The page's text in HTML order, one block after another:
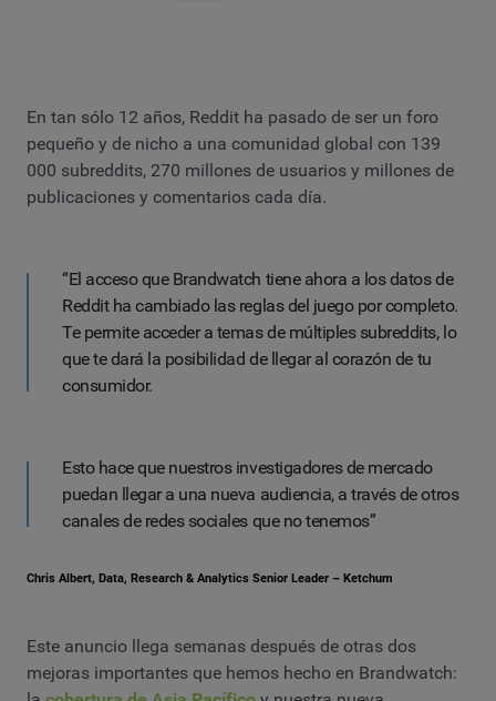
En tan sólo 12 años, Reddit ha pasado de ser un foro
pequeño y de nicho a una comunidad global con 139
000 subreddits, 270 millones de usuarios y millones de
publicaciones y comentarios cada día.
“El acceso que Brandwatch tiene ahora a los datos de
Reddit ha cambiado las reglas del juego por completo.
Te permite acceder a temas de múltiples subreddits, lo
que te dará la posibilidad de llegar al corazón de tu
consumidor.
Esto hace que nuestros investigadores de mercado
puedan llegar a una nueva audiencia, a través de otros
canales de redes sociales que no tenemos”
Chris Albert, Data, Research & Analytics Senior Leader – Ketchum
Este anuncio llega semanas después de otras dos
mejoras importantes que hemos hecho en Brandwatch: